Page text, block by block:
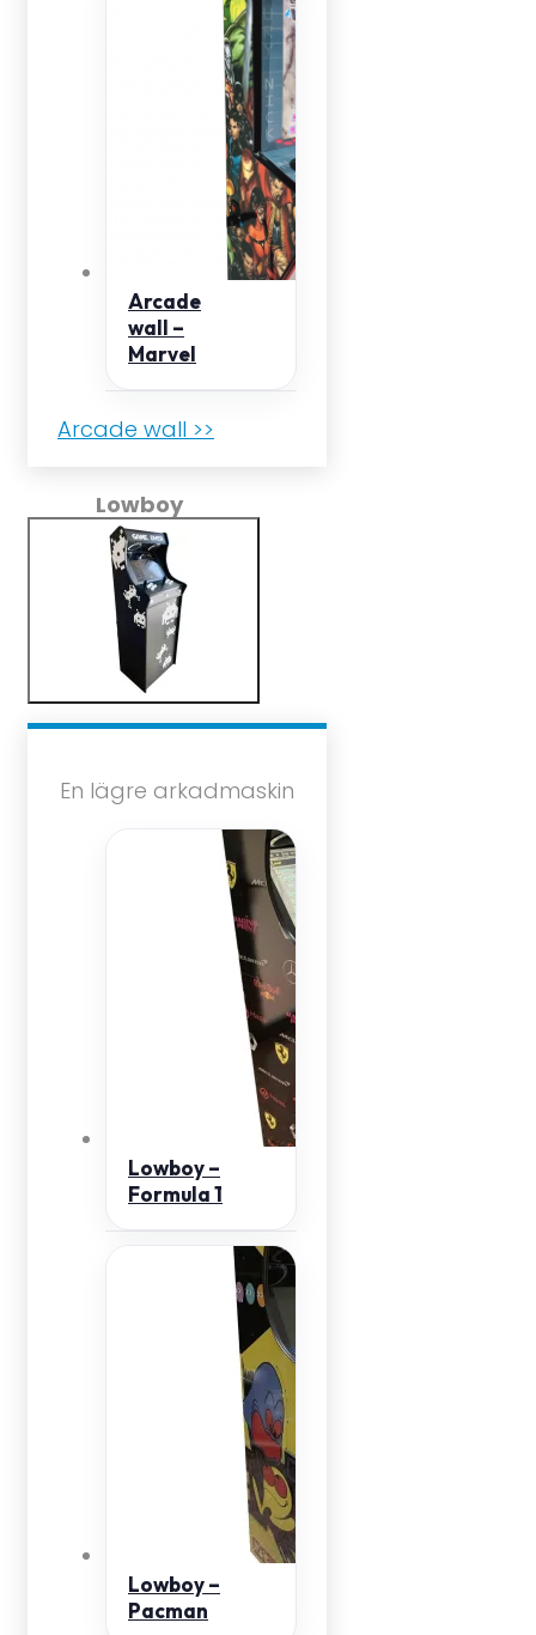
Arcade
wall –
Marvel
Arcade wall >>
Lowboy
En lägre arkadmaskin
Lowboy –
Formula 1
Lowboy –
Pacman